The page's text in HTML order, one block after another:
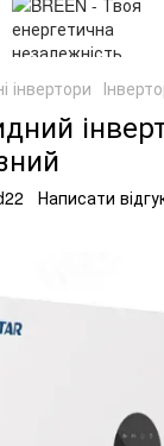
інвертори
Написати